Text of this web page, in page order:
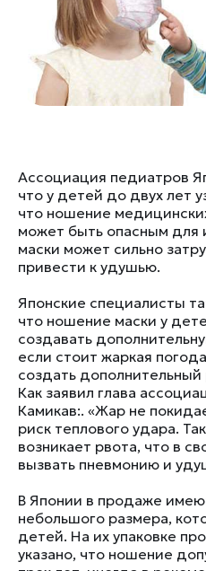
Ассоциация педиатров
что у детей до двух лет
что ношение
может быть опасным для
маски может сильно
привести к удушью.
Японские специалисты
что ношение маски у
создавать
если стоит жаркая
создать дополнительный
Как заявил глава
Камикав:. «Жар не
риск теплового удара.
возникает рвота, что в
вызвать пневмонию и
В Японии в продаже
небольшого размера,
детей. На их упаковке
указано, что ношение